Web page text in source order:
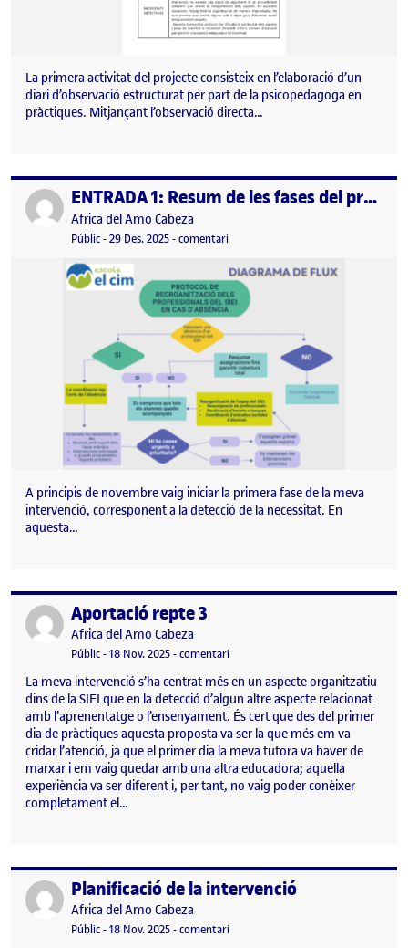
La primera activitat del projecte consisteix en l’elaboració d’un
diari d’observació estructurat per part de la psicopedagoga en
pràctiques. Mitjançant l’observació directa…
Publicat per ENTRADA 1: Resum de les fases del projecte
Publicat per
Africa del Amo Cabeza
Visibilitat:
Públic-Data de publicació
29 Des. 202512 gener, 2026 6:18 pm
-comentariel ENTRADA 1: Resum de les fases
A principis de novembre vaig iniciar la primera fase de la meva
intervenció, corresponent a la detecció de la necessitat. En
aquesta…
Publicat perAportació repte 3
Publicat per
Africa del Amo Cabeza
Visibilitat:
Públic-Data de publicació
18 Nov. 2025-comentariel Aportació repte 3
La meva intervenció s’ha centrat més en un aspecte organitzatiu
dins de la SIEI que en la detecció d’algun altre aspecte relacionat
amb l’aprenentatge o l’ensenyament. És cert que des del primer
dia de pràctiques aquesta proposta va ser la que més em va
cridar l’atenció, ja que el primer dia la meva tutora va haver de
marxar i em vaig quedar amb una altra educadora; aquella
experiència va ser diferent i, per tant, no vaig poder conèixer
completament el…
Publicat perPlanificació de la intervenció
Publicat per
Africa del Amo Cabeza
Visibilitat:
Públic-Data de publicació
18 Nov. 202518 novembre, 2025 4:27 pm
-comentariel Planificació de la intervenció